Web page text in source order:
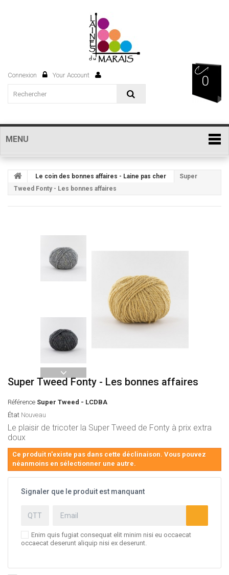
0
Connexion Your Account
MENU
Le coin des bonnes affaires - Laine pas cher
Super
Tweed Fonty - Les bonnes affaires
Super Tweed Fonty - Les bonnes affaires
Référence Super Tweed - LCDBA
État Nouveau
Le plaisir de tricoter la Super Tweed de Fonty à prix extra
doux
Ce produit n'existe pas dans cette déclinaison. Vous pouvez
néanmoins en sélectionner une autre.
Signaler que le produit est manquant
Enim quis fugiat consequat elit minim nisi eu occaecat
occaecat deserunt aliquip nisi ex deserunt.